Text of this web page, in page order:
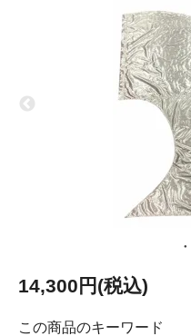
14,300円(税込)
この商品のキーワード